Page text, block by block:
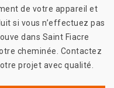
de votre appareil et
si vous n’effectuez pas
dans Saint Fiacre
cheminée. Contactez
projet avec qualité.